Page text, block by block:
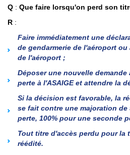
Q : Que faire lorsqu'on perd son
R :
Faire immédiatement une
de gendarmerie de l'aéroport
de l'aéroport ;
Déposer une nouvelle
perte à l'ASAIGE et attendre la
Si la décision est favorable, la
se fait contre une majoration de
perte, 100% pour une seconde
Tout titre d'accès perdu pour la
réédité.